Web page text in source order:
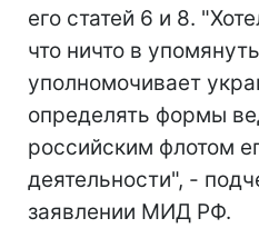
его статей 6 и 8.
что ничто в
уполномочивает
определять формы
российским флотом
деятельности", -
заявлении МИД РФ.